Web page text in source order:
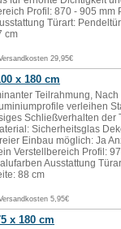
Profil: 870 - 905 mm
Türart:
cm
29,95€
x 180 cm
Teilrahmung,
verleihen
Schließverhalten der
Sicherheitsglas
Einbau möglich: Ja
Verstellbereich Profil:
Ausstattung
88 cm
5,95€
x 180 cm